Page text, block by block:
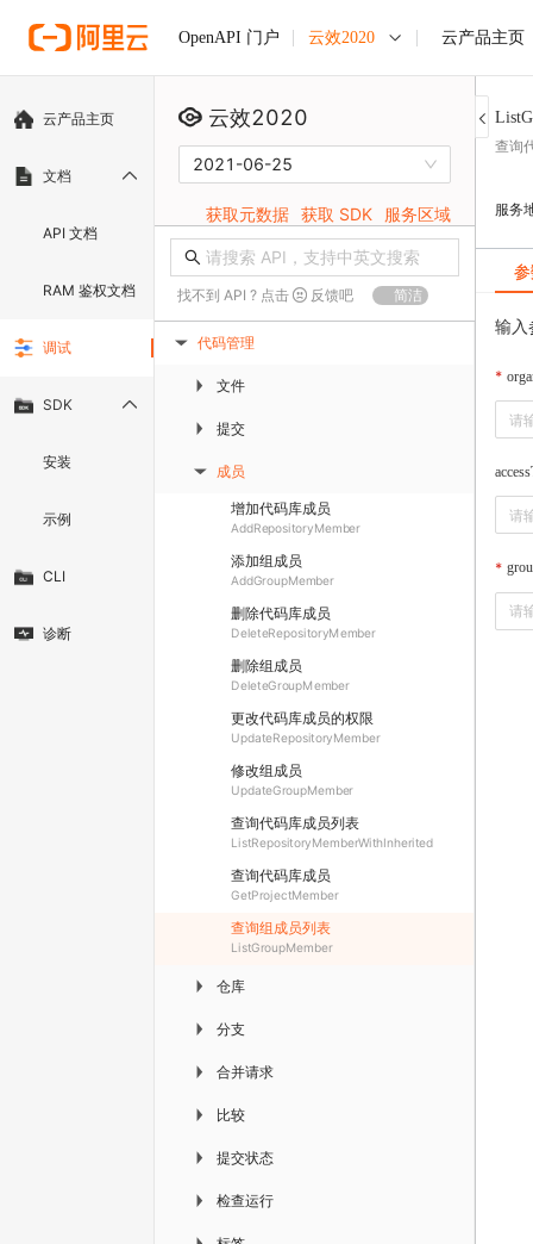
OpenAPI 门户 云效2020 云产品主页
云产品主页
文档
API 文档
RAM 鉴权文档
调试
SDK
安装
示例
CLI
诊断
云效2020
2021-06-25
获取元数据 获取 SDK 服务区域
找不到 API ? 点击 反馈吧 简洁
▶ 代码管理
▶ 文件
▶ 提交
▶ 成员
增加代码库成员
AddRepositoryMember
添加组成员
AddGroupMember
删除代码库成员
DeleteRepositoryMember
删除组成员
DeleteGroupMember
更改代码库成员的权限
UpdateRepositoryMember
修改组成员
UpdateGroupMember
查询代码库成员列表
ListRepositoryMemberWithInherited
查询代码库成员
GetProjectMember
查询组成员列表
ListGroupMember
▶ 仓库
▶ 分支
▶ 合并请求
▶ 比较
▶ 提交状态
▶ 检查运行
查询
服务
输入